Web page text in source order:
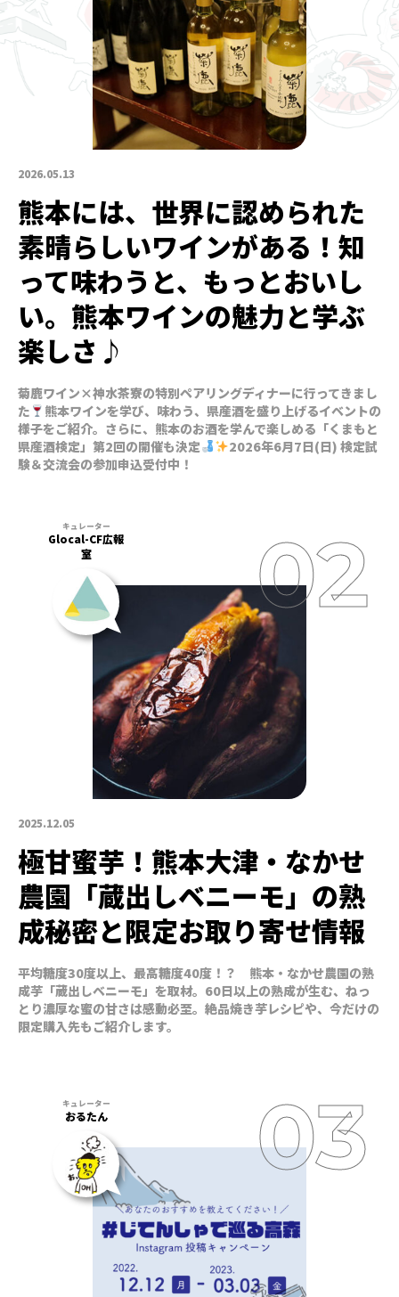
2026.05.13
熊本には、世界に認められた
素晴らしいワインがある！知
って味わうと、もっとおいし
い。熊本ワインの魅力と学ぶ
楽しさ♪
菊鹿ワイン×神水茶寮の特別ペアリングディナーに行ってきまし
た
熊本ワインを学び、味わう、県産酒を盛り上げるイベントの
様子をご紹介。さらに、熊本のお酒を学んで楽しめる「くまもと
県産酒検定」第2回の開催も決定
2026年6月7日(日) 検定試
験＆交流会の参加申込受付中！
2025.12.05
Glocal-CF広報
室
極甘蜜芋！熊本大津・なかせ
農園「蔵出しベニーモ」の熟
成秘密と限定お取り寄せ情報
平均糖度30度以上、最高糖度40度！？ 熊本・なかせ農園の熟
成芋「蔵出しベニーモ」を取材。60日以上の熟成が生む、ねっ
とり濃厚な蜜の甘さは感動必至。絶品焼き芋レシピや、今だけの
限定購入先もご紹介します。
おるたん